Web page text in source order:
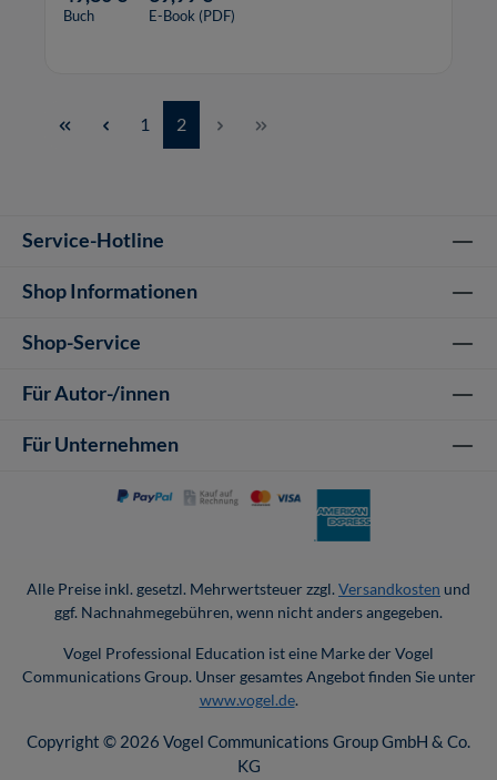
Modernisierung, Umbau und Wartung
Buch E-Book (PDF)
Seite
1 Seite
2
Service-Hotline
Shop Informationen
Shop-Service
Für Autor-/innen
Für Unternehmen
Alle Preise inkl. gesetzl. Mehrwertsteuer zzgl. Versandkosten und
ggf. Nachnahmegebühren, wenn nicht anders angegeben.
Vogel Professional Education ist eine Marke der Vogel
Communications Group. Unser gesamtes Angebot finden Sie unter
www.vogel.de.
Copyright © 2026 Vogel Communications Group GmbH & Co.
KG